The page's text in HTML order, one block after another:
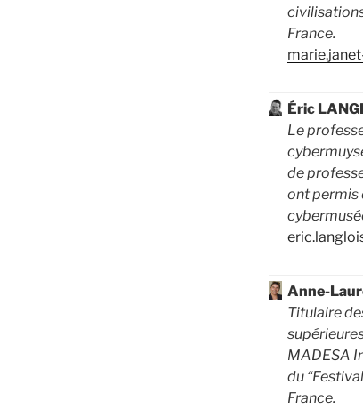
France.
Éric
Le
de
ont permis
Anne-
Titulaire
MADESA
du
France.